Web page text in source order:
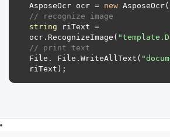
AsposeOcr ocr = new AsposeOcr
// recognize image
string
riText =
ocr . RecognizeImage (
// print text
File . File . WriteAllText (
riText );